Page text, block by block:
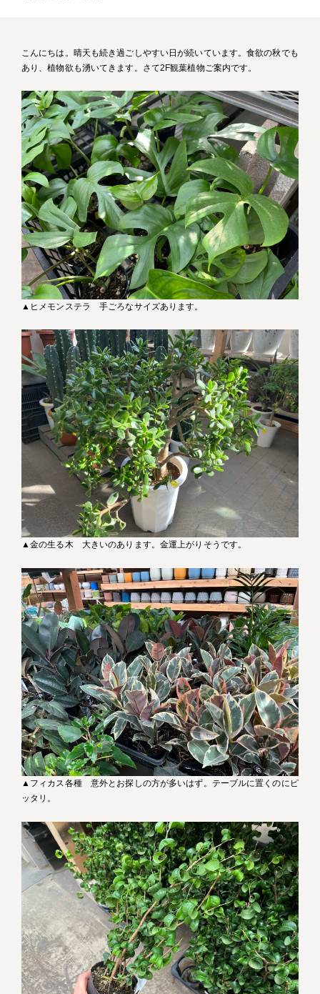
こんにちは。晴天も続き過ごしやすい日が続いています。食欲の秋でも
あり、植物欲も湧いてきます。さて2F観葉植物ご案内です。
▲ヒメモンステラ 手ごろなサイズあります。
▲金の生る木 大きいのあります。金運上がりそうです。
▲フィカス各種 意外とお探しの方が多いはず。テーブルに置くのにピ
ッタリ。